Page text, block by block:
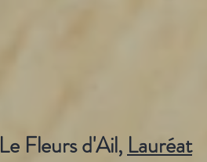
Le Fleurs d'Ail,Lauréat